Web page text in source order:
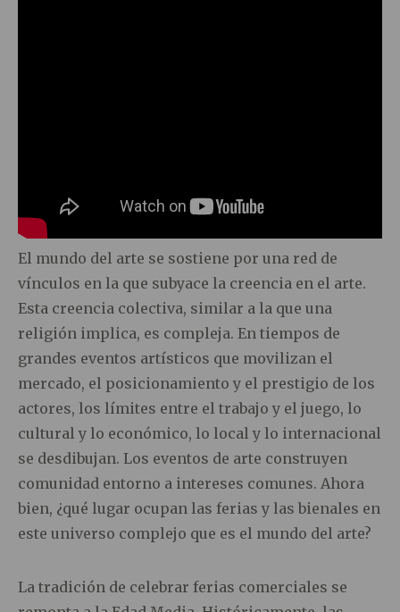
El mundo del arte se sostiene por una red de
vínculos en la que subyace la creencia en el arte.
Esta creencia colectiva, similar a la que una
religión implica, es compleja. En tiempos de
grandes eventos artísticos que movilizan el
mercado, el posicionamiento y el prestigio de los
actores, los límites entre el trabajo y el juego, lo
cultural y lo económico, lo local y lo internacional
se desdibujan. Los eventos de arte construyen
comunidad entorno a intereses comunes. Ahora
bien, ¿qué lugar ocupan las ferias y las bienales en
este universo complejo que es el mundo del arte?
La tradición de celebrar ferias comerciales se